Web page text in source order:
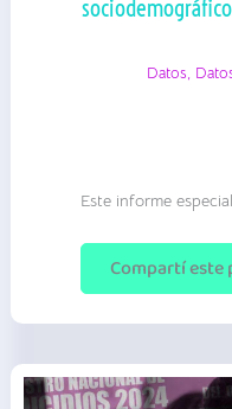
Datos,
Este informe
Compartí este